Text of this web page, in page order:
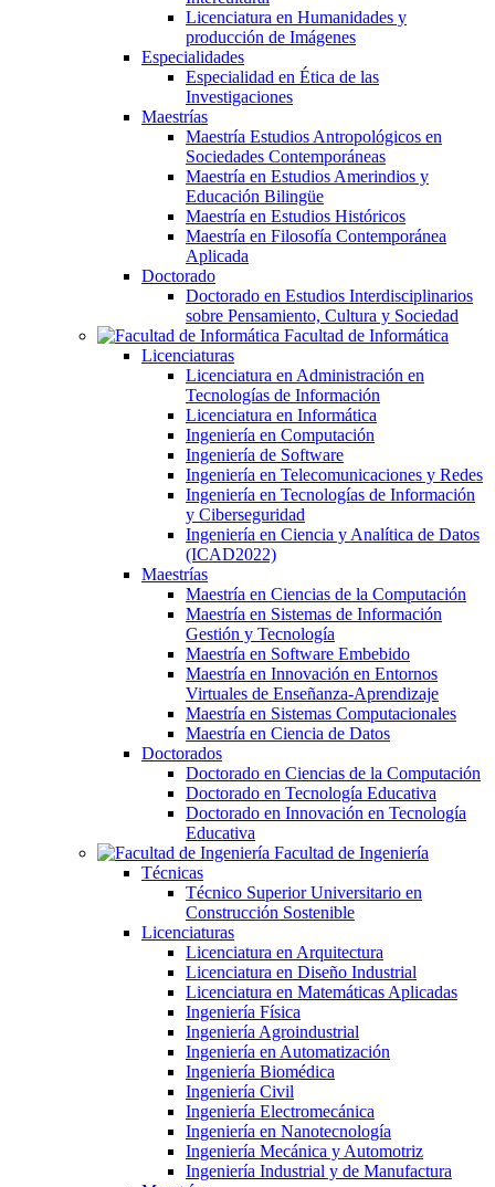
Licenciatura en Humanidades y
producción de Imágenes
Especialidades
Especialidad en Ética de las
Investigaciones
Maestrías
Maestría Estudios Antropológicos en
Sociedades Contemporáneas
Maestría en Estudios Amerindios y
Educación Bilingüe
Maestría en Estudios Históricos
Maestría en Filosofía Contemporánea
Aplicada
Doctorado
Doctorado en Estudios Interdisciplinarios
sobre Pensamiento, Cultura y Sociedad
Facultad de Informática
Licenciaturas
Licenciatura en Administración en
Tecnologías de Información
Licenciatura en Informática
Ingeniería en Computación
Ingeniería de Software
Ingeniería en Telecomunicaciones y Redes
Ingeniería en Tecnologías de Información
y Ciberseguridad
Ingeniería en Ciencia y Analítica de Datos
(ICAD2022)
Maestrías
Maestría en Ciencias de la Computación
Maestría en Sistemas de Información
Gestión y Tecnología
Maestría en Software Embebido
Maestría en Innovación en Entornos
Virtuales de Enseñanza-Aprendizaje
Maestría en Sistemas Computacionales
Maestría en Ciencia de Datos
Doctorados
Doctorado en Ciencias de la Computación
Doctorado en Tecnología Educativa
Doctorado en Innovación en Tecnología
Educativa
Facultad de Ingeniería
Técnicas
Técnico Superior Universitario en
Construcción Sostenible
Licenciaturas
Licenciatura en Arquitectura
Licenciatura en Diseño Industrial
Licenciatura en Matemáticas Aplicadas
Ingeniería Física
Ingeniería Agroindustrial
Ingeniería en Automatización
Ingeniería Biomédica
Ingeniería Civil
Ingeniería Electromecánica
Ingeniería en Nanotecnología
Ingeniería Mecánica y Automotriz
Ingeniería Industrial y de Manufactura